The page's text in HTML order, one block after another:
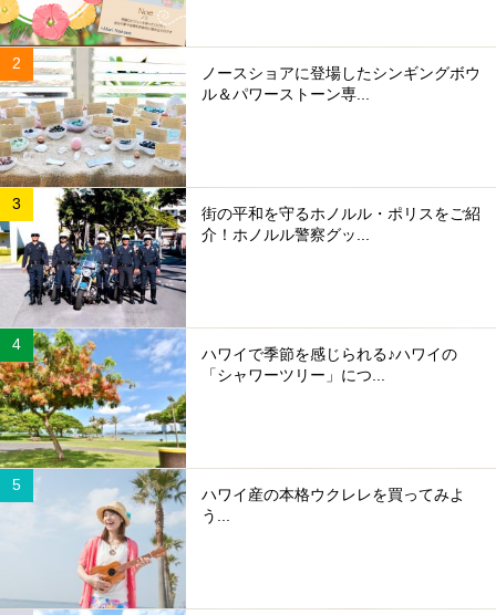
ノースショアに登場したシンギングボウ
ル＆パワーストーン専...
街の平和を守るホノルル・ポリスをご紹
介！ホノルル警察グッ...
ハワイで季節を感じられる♪ハワイの
「シャワーツリー」につ...
ハワイ産の本格ウクレレを買ってみよ
う...